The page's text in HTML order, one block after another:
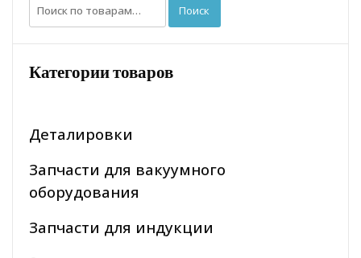
Искать: Поиск
Категории товаров
Деталировки
Запчасти для вакуумного
оборудования
Запчасти для индукции